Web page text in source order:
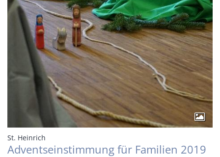
St. Heinrich
Adventseinstimmung für Familien 2019